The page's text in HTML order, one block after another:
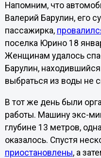
Напомним, что
Валерий Барулин, его
пассажирка,
поселка Юрино 18
Женщинам удалось
Барулин,
выбраться из воды не
В тот же день были
работы. Машину экс-
глубине 13 метров,
оказалось. Спустя
приостановлены, а